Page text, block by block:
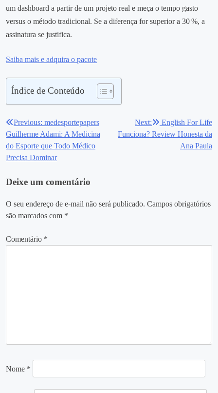
um dashboard a partir de um projeto real e meça o tempo gasto
versus o método tradicional. Se a diferença for superior a 30 %, a
assinatura se justifica.
Saiba mais e adquira o pacote
Índice de Conteúdo
Navegação
de
Post
Previous: medesportepapers
Guilherme Adami: A Medicina
do Esporte que Todo Médico
Precisa Dominar
Next:
English For Life
Funciona? Review Honesta da
Ana Paula
Deixe um comentário
O seu endereço de e-mail não será publicado. Campos obrigatórios
são marcados com *
Comentário *
Nome *